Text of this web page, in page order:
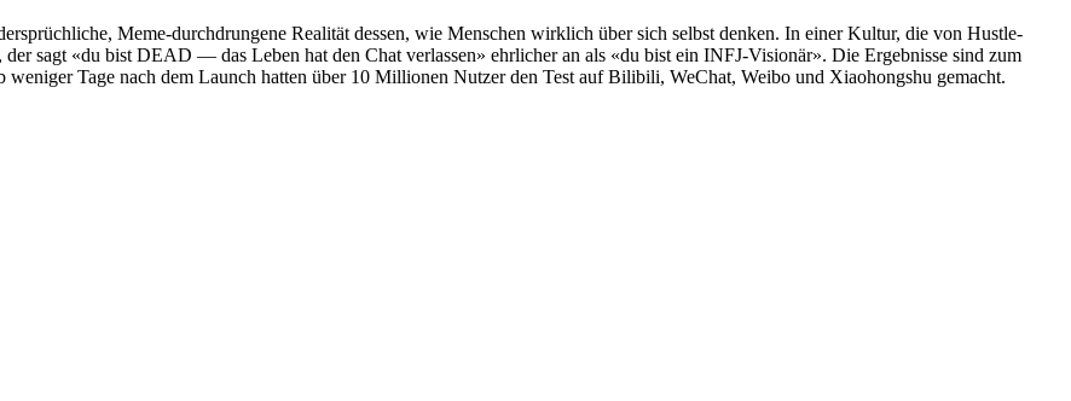
Meme-durchdrungene Realität dessen, wie Menschen wirklich über sich selbst denken. In einer Kultur, die von Hustle-
sagt «du bist DEAD — das Leben hat den Chat verlassen» ehrlicher an als «du bist ein INFJ-Visionär». Die Ergebnisse sind zum
Tage nach dem Launch hatten über 10 Millionen Nutzer den Test auf Bilibili, WeChat, Weibo und Xiaohongshu gemacht.